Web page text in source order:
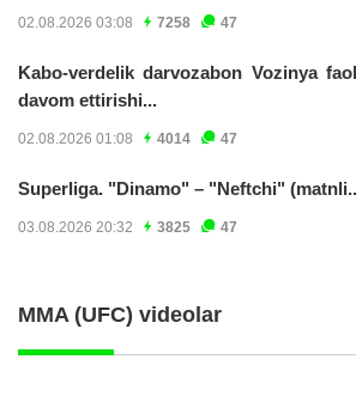
02.08.2026 03:08 7258 47
Kabo-verdelik darvozabon Vozinya
davom ettirishi...
02.08.2026 01:08 4014 47
Superliga. "Dinamo" – "Neftchi"
03.08.2026 20:32 3825 47
MMA (UFC) videolar